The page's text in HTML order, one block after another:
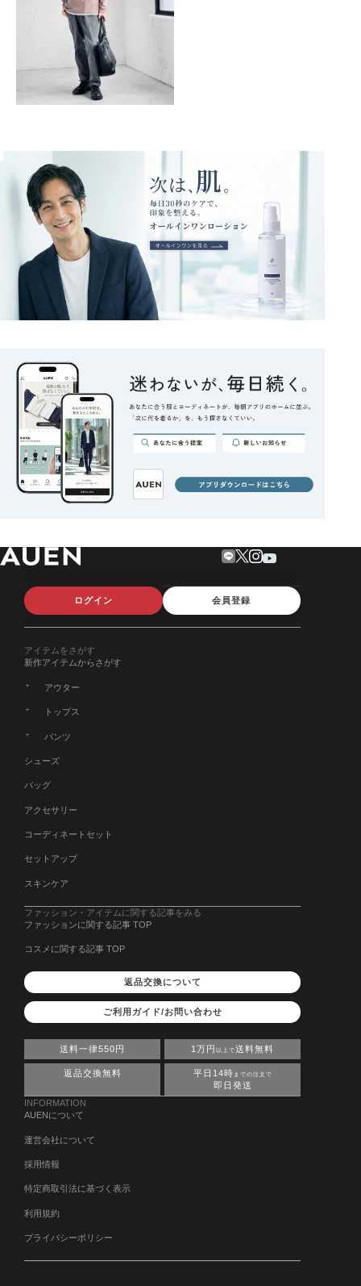
ログイン 会員登録
アイテムをさがす
新作アイテムからさがす
アウター
トップス
パンツ
シューズ
バッグ
アクセサリー
コーディネートセット
セットアップ
スキンケア
ファッション・アイテムに関する記事をみる
ファッションに関する記事 TOP
コスメに関する記事 TOP
返品交換について
ご利用ガイド/お問い合わせ
送料一律550円 1万円 以上で送料無料
返品交換無料 平日14時 までの注文で
即日発送
INFORMATION
AUENについて
運営会社について
採用情報
特定商取引法に基づく表示
利用規約
プライバシーポリシー